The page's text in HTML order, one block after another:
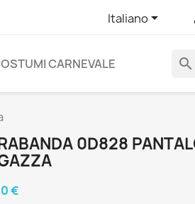
Italiano
CARNEVALE search
0D828
€